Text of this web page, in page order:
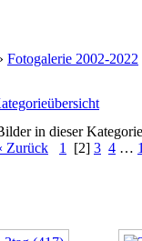
Fotogalerie 2002-2022
in dieser
Zurück 1 [2] 3 4 …